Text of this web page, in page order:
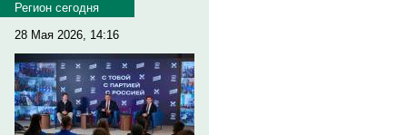
Регион сегодня
28 Мая 2026, 14:16